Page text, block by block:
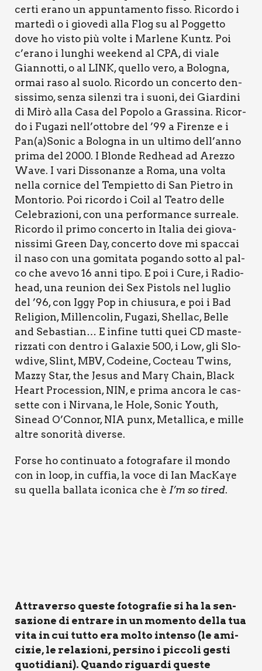
cer­ti era­no un appun­ta­men­to fis­so. Ricor­do i
mar­te­dì o i gio­ve­dì alla Flog su al Pog­get­to
dove ho visto più vol­te i Mar­le­ne Kun­tz. Poi
c’erano i lun­ghi wee­kend al CPA, di via­le
Gian­not­ti, o al LINK, quel­lo vero, a Bolo­gna,
ormai raso al suo­lo. Ricor­do un con­cer­to den­
sis­si­mo, sen­za silen­zi tra i suo­ni, dei Giar­di­ni
di Mirò alla Casa del Popo­lo a Gras­si­na. Ricor­
do i Fuga­zi nell’ottobre del ’99 a Firen­ze e i
Pan(a)Sonic a Bolo­gna in un ulti­mo dell’anno
pri­ma del 2000. I Blon­de Red­head ad Arez­zo
Wave. I vari Dis­so­nan­ze a Roma, una vol­ta
nel­la cor­ni­ce del Tem­piet­to di San Pie­tro in
Mon­to­rio. Poi ricor­do i Coil al Tea­tro del­le
Cele­bra­zio­ni, con una per­for­man­ce sur­rea­le.
Ricor­do il pri­mo con­cer­to in Ita­lia dei gio­va­
nis­si­mi Green Day, con­cer­to dove mi spac­cai
il naso con una gomi­ta­ta pogan­do sot­to al pal­
co che ave­vo 16 anni tipo. E poi i Cure, i Radio­
head, una reu­nion dei Sex Pistols nel luglio
del ’96, con Iggy Pop in chiu­su­ra, e poi i Bad
Reli­gion, Mil­len­co­lin, Fuga­zi, Shel­lac, Bel­le
and Seba­stian… E infi­ne tut­ti quei CD maste­
riz­za­ti con den­tro i Gala­xie 500, i Low, gli Slo­
w­di­ve, Slint, MBV, Codei­ne, Coc­teau Twins,
Maz­zy Star, the Jesus and Mary Chain, Black
Heart Pro­ces­sion, NIN, e pri­ma anco­ra le cas­
set­te con i Nir­va­na, le Hole, Sonic Youth,
Sinead O’Connor, NIA punx, Metal­li­ca, e mil­le
altre sono­ri­tà diver­se.
For­se ho con­ti­nua­to a foto­gra­fa­re il mon­do
con in loop, in cuf­fia, la voce di Ian Mac­Kaye
su quel­la bal­la­ta ico­ni­ca che è I’m so tired.
Attra­ver­so que­ste foto­gra­fie si ha la sen­
sa­zio­ne di entra­re in un momen­to del­la tua
vita in cui tut­to era mol­to inten­so (le ami­
ci­zie, le rela­zio­ni, per­si­no i pic­co­li gesti
quo­ti­dia­ni). Quan­do riguar­di que­ste